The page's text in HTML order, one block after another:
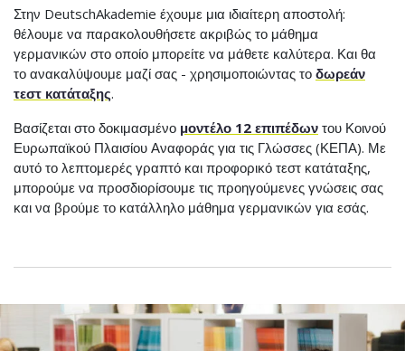
Στην DeutschAkademie έχουμε μια ιδιαίτερη αποστολή:
θέλουμε να παρακολουθήσετε ακριβώς το μάθημα
γερμανικών στο οποίο μπορείτε να μάθετε καλύτερα. Και θα
το ανακαλύψουμε μαζί σας - χρησιμοποιώντας το δωρεάν
τεστ κατάταξης.
Βασίζεται στο δοκιμασμένο μοντέλο 12 επιπέδων του Κοινού
Ευρωπαϊκού Πλαισίου Αναφοράς για τις Γλώσσες (ΚΕΠΑ). Με
αυτό το λεπτομερές γραπτό και προφορικό τεστ κατάταξης,
μπορούμε να προσδιορίσουμε τις προηγούμενες γνώσεις σας
και να βρούμε το κατάλληλο μάθημα γερμανικών για εσάς.